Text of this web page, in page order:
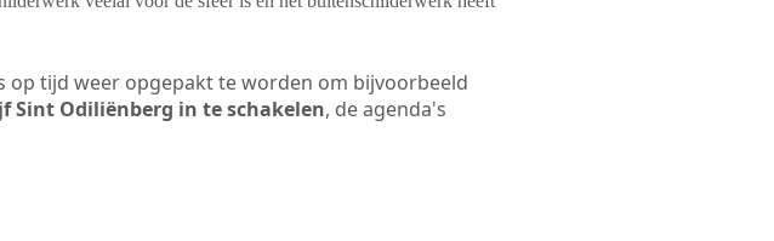
op tijd weer opgepakt te worden om bijvoorbeeld
Sint Odiliënberg in te schakelen, de agenda's